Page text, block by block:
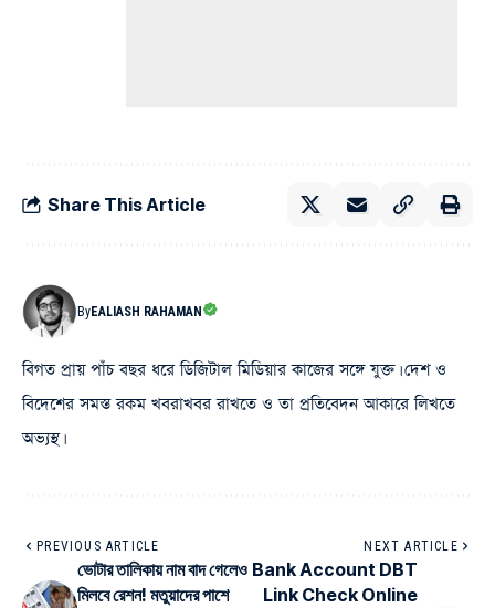
Share This Article
ByEALIASH RAHAMAN
বিগত প্রায় পাঁচ বছর ধরে ডিজিটাল মিডিয়ার কাজের সঙ্গে যুক্ত। দেশ ও
বিদেশের সমস্ত রকম খবরাখবর রাখতে ও তা প্রতিবেদন আকারে লিখতে
অভ্যস্থ।
PREVIOUS ARTICLE
ভোটার তালিকায় নাম বাদ গেলেও
মিলবে রেশন! মতুয়াদের পাশে
NEXT ARTICLE
Bank Account DBT
Link Check Online